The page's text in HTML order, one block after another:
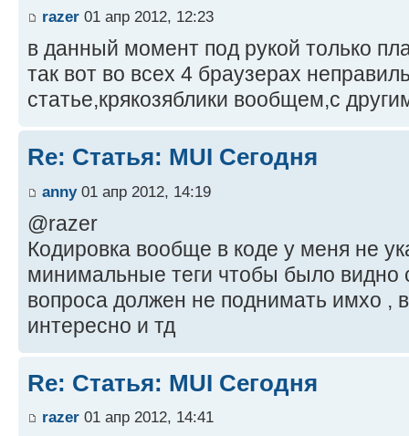
razer 01 апр 2012, 12:23
в данный момент под рукой только
так вот во всех 4 браузерах
статье,крякозяблики вообщем,с
Re: Статья: MUI Сегодня
anny01 апр 2012, 14:19
@razer
Кодировка вообще в коде у меня не
минимальные теги чтобы было видно
вопроса должен не поднимать имхо ,
интересно и тд
Re: Статья: MUI Сегодня
razer 01 апр 2012, 14:41